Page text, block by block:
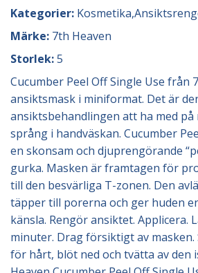
Kategorier: Kosmetika,
Märke: 7th Heaven
Storlek:5
Cucumber Peel Off Single Use från
ansiktsmask i miniformat. Det är
ansiktsbehandlingen att ha med på
språng i handväskan. Cucumber
en skonsam och djuprengörande
gurka. Masken är framtagen för
till den besvärliga T-zonen. Den
täpper till porerna och ger huden
känsla. Rengör ansiktet. Applicera.
minuter. Drag försiktigt av masken.
för hårt, blöt ned och tvätta av den